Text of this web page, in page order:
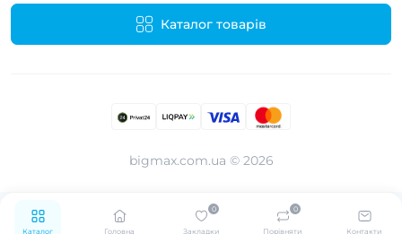
Каталог Головна Закладки
0
Порівняти
0
Контакти
Каталог товарів
bigmax.com.ua © 2026